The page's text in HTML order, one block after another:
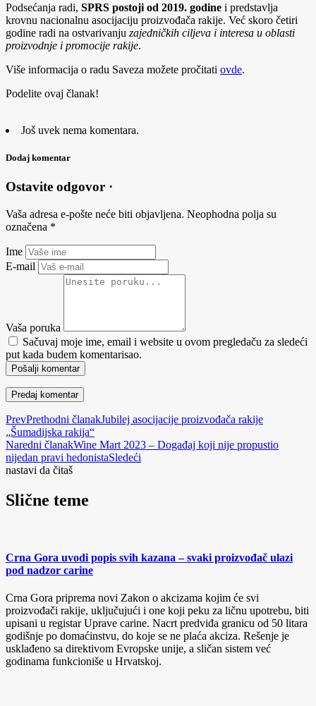
Podsećanja radi, SPRS postoji od 2019. godine i predstavlja
krovnu nacionalnu asocijaciju proizvođača rakije. Već skoro četiri
godine radi na ostvarivanju zajedničkih ciljeva i interesa u oblasti
proizvodnje i promocije rakije.
Više informacija o radu Saveza možete pročitati ovde.
Podelite ovaj članak!
Još uvek nema komentara.
Dodaj komentar
Ostavite odgovor ·
Vaša adresa e-pošte neće biti objavljena. Neophodna polja su
označena *
Ime
E-mail
Vaša poruka
Sačuvaj moje ime, email i website u ovom pregledaču za sledeći
put kada budem komentarisao.
Pošalji komentar
PrevPrethodni članakJubilej asocijacije proizvođača rakije
„Šumadijska rakija“
Naredni članakWine Mart 2023 – Događaj koji nije propustio
nijedan pravi hedonistaSledeći
nastavi da čitaš
Slične teme
Crna Gora uvodi popis svih kazana – svaki proizvođač ulazi
pod nadzor carine
Crna Gora priprema novi Zakon o akcizama kojim će svi
proizvođači rakije, uključujući i one koji peku za ličnu upotrebu, biti
upisani u registar Uprave carine. Nacrt predviđa granicu od 50 litara
godišnje po domaćinstvu, do koje se ne plaća akciza. Rešenje je
usklađeno sa direktivom Evropske unije, a sličan sistem već
godinama funkcioniše u Hrvatskoj.